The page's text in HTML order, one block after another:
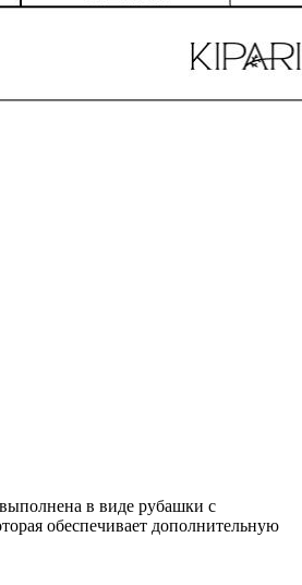
в виде рубашки с
обеспечивает дополнительную